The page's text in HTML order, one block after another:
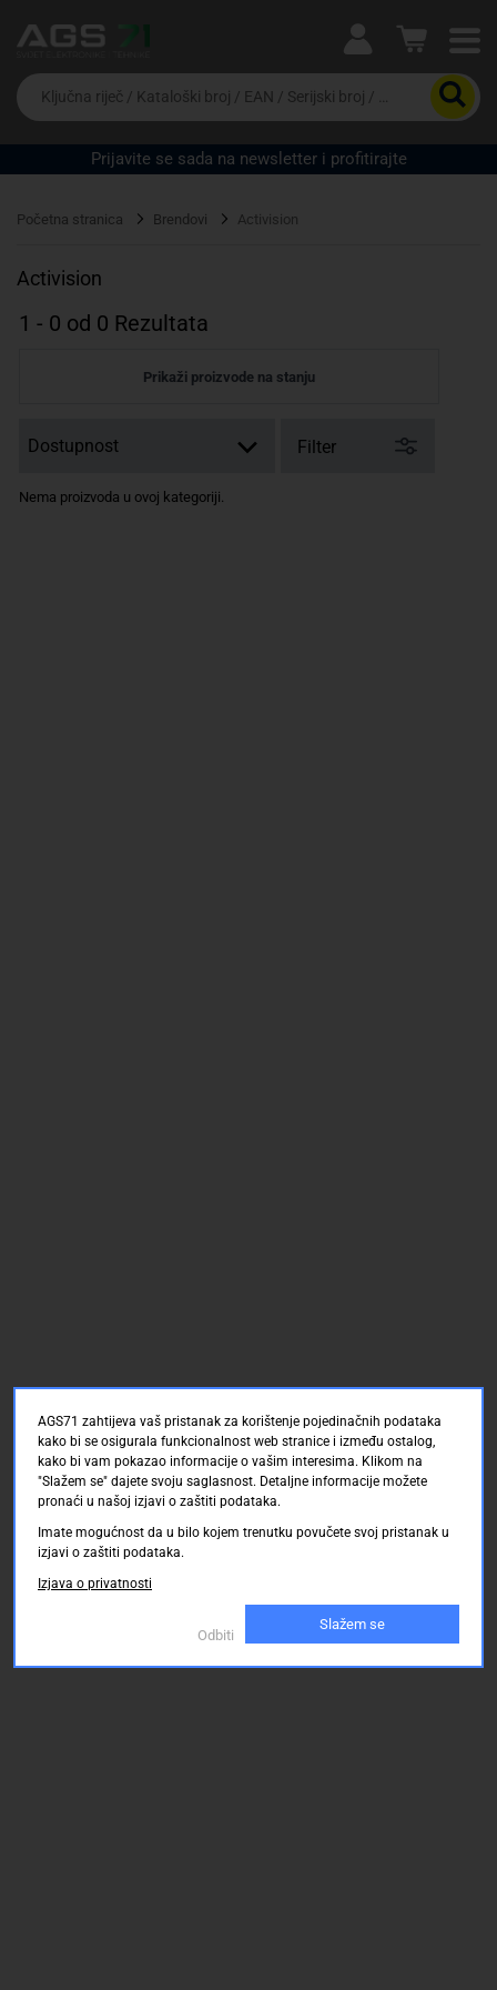
Ova postavka prilagođava asortiman proizvoda i
cijene vašim potrebama.
Da
biste
potražili
proizvod,
unesite
riječ,
EAN
serijski
Prijavite se sada na newsletter i profitirajte
Početna stranica Brendovi Activision
Activision
1 - 0 od 0 Rezultata
Prikaži proizvode na stanju
Filter
Nema proizvoda u ovoj kategoriji.
AGS71 zahtijeva vaš pristanak za korištenje pojedinačnih podataka
kako bi se osigurala funkcionalnost web stranice i između ostalog,
kako bi vam pokazao informacije o vašim interesima. Klikom na
"Slažem se" dajete svoju saglasnost. Detaljne informacije možete
pronaći u našoj izjavi o zaštiti podataka.
Imate mogućnost da u bilo kojem trenutku povučete svoj pristanak u
izjavi o zaštiti podataka.
Izjava o privatnosti
Odbiti
Slažem se